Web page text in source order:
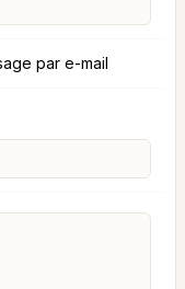
par e-mail